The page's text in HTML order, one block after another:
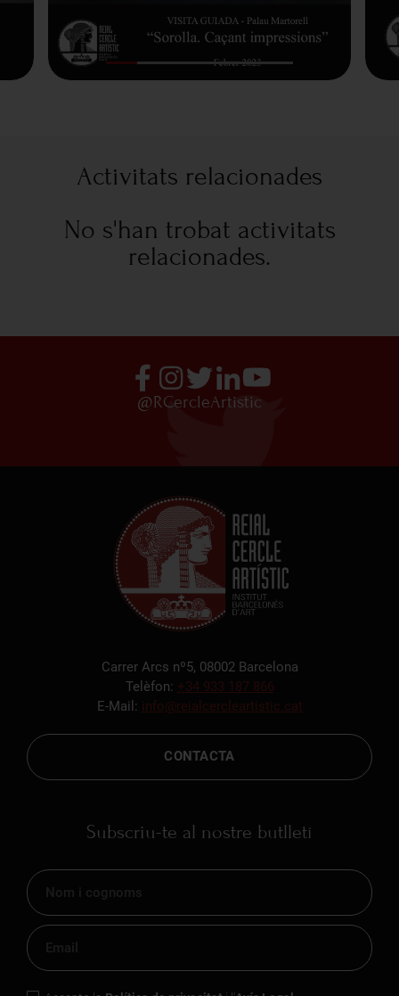
Activitats relacionades
No s'han trobat activitats
relacionades.
@RCercleArtistic
Carrer Arcs nº5, 08002 Barcelona
Telèfon: +34 933 187 866
E-Mail: info@reialcercleartistic.cat
CONTACTA
Subscriu-te al nostre butlletí